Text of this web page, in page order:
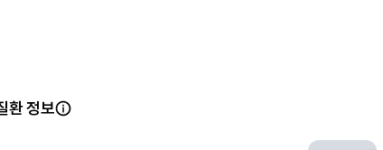
임상적 반응 혈청 내 항-GAD 항체 수준이 10,000IU/mL 이상인
며, 글리신 수용체에 대한 양성 자가항체도 나타났습니다. 전기진
및 근육 병리를 배제하고 임상 진단을 확인하는 데 유용합니다.
완 노력에도 불구하고 휴식 시에도 지속적인 비자발적 운동 단위
속적인 운동 단위 활동 및 작용근-길항근 근육의 공동 활성화는
환 정보